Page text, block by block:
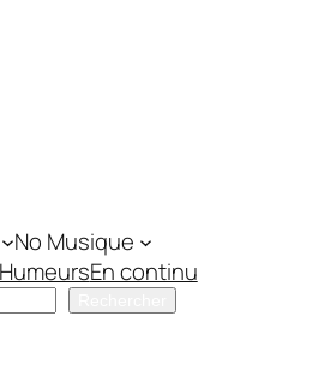
No Musique
HumeursEn continu